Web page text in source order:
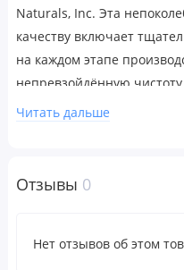
Naturals, Inc. Эта
качеству включает
на каждом этапе
непревзойдённую
капсулы.
по 1 капсуле в день
Читать дальше
Отзывы 0
Нет отзывов об этом